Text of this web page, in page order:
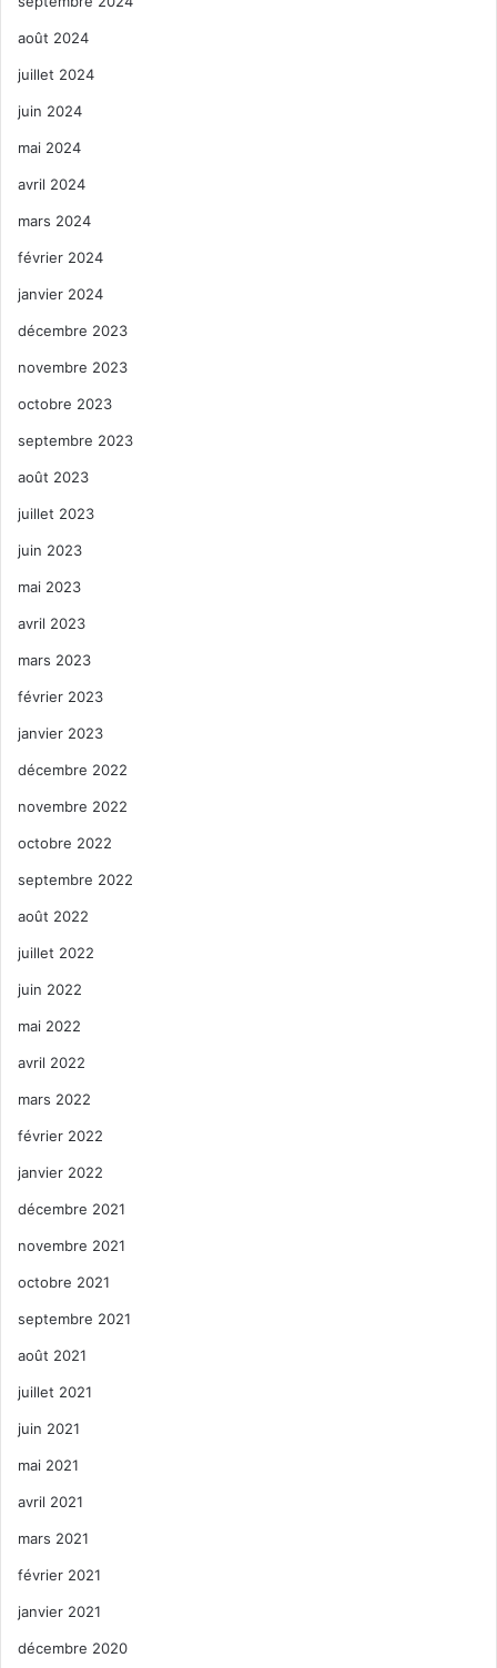
août 2024
juillet 2024
juin 2024
mai 2024
avril 2024
mars 2024
février 2024
janvier 2024
décembre 2023
novembre 2023
octobre 2023
septembre 2023
août 2023
juillet 2023
juin 2023
mai 2023
avril 2023
mars 2023
février 2023
janvier 2023
décembre 2022
novembre 2022
octobre 2022
septembre 2022
août 2022
juillet 2022
juin 2022
mai 2022
avril 2022
mars 2022
février 2022
janvier 2022
décembre 2021
novembre 2021
octobre 2021
septembre 2021
août 2021
juillet 2021
juin 2021
mai 2021
avril 2021
mars 2021
février 2021
janvier 2021
décembre 2020